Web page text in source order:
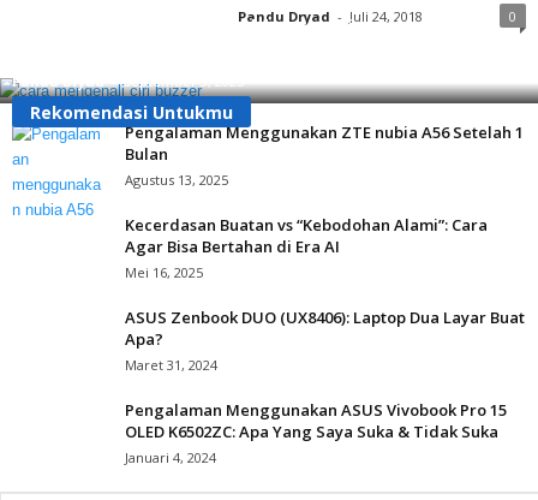
Pandu Dryad - Juli 24, 2018 0
Rekomendasi Untukmu
Apa Itu Buzzer? Ini Cara Mengenalinya Agar Tidak
Pandu Dryad - September 3, 2025
Pengalaman Menggunakan ZTE nubia A56 Setelah 1
Bulan
Agustus 13, 2025
Kecerdasan Buatan vs “Kebodohan Alami”: Cara
Agar Bisa Bertahan di Era AI
Mei 16, 2025
ASUS Zenbook DUO (UX8406): Laptop Dua Layar Buat
Apa?
Maret 31, 2024
Pengalaman Menggunakan ASUS Vivobook Pro 15
OLED K6502ZC: Apa Yang Saya Suka & Tidak Suka
Januari 4, 2024